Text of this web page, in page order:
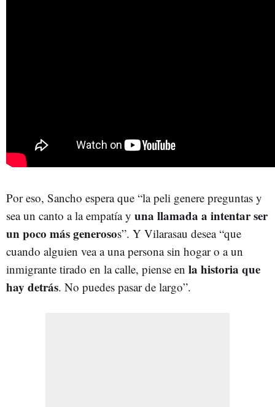
Por eso, Sancho espera que “la peli genere preguntas y
sea un canto a la empatía y una llamada a intentar ser
un poco más generosos”. Y Vilarasau desea “que
cuando alguien vea a una persona sin hogar o a un
inmigrante tirado en la calle, piense en la historia que
hay detrás. No puedes pasar de largo”.